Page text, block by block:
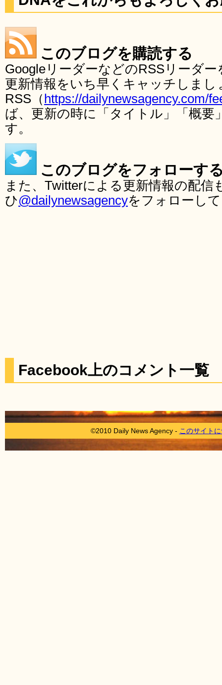
このブログを購読する
GoogleリーダーなどのRSSリーダ
更新情報をいち早くキャッチしま
RSS（ https://dailynewsagency.com/
ば、更新の時に「タイトル」「概要
す。
このブログをフォローす
また、Twitterによる更新情報の配
ひ@dailynewsagencyをフォローし
Facebook上のコメント一覧
©2010 Daily News Agency - このサイト